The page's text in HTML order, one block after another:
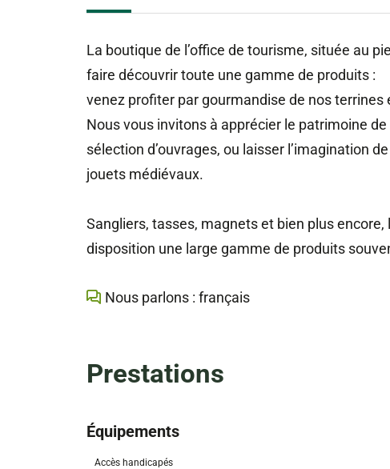
La boutique de l’office de tourisme, située au
faire découvrir toute une gamme de produits :
venez profiter par gourmandise de nos terrines
Nous vous invitons à apprécier le patrimoine
sélection d’ouvrages, ou laisser l’imagination
jouets médiévaux.
Sangliers, tasses, magnets et bien plus
disposition une large gamme de produits
Nous parlons : français
Prestations
Équipements
Accès handicapés